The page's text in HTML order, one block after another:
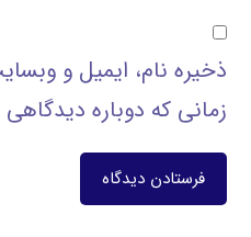
ذخیره نام، ایمیل و
زمانی که دوباره
فرستادن دیدگاه